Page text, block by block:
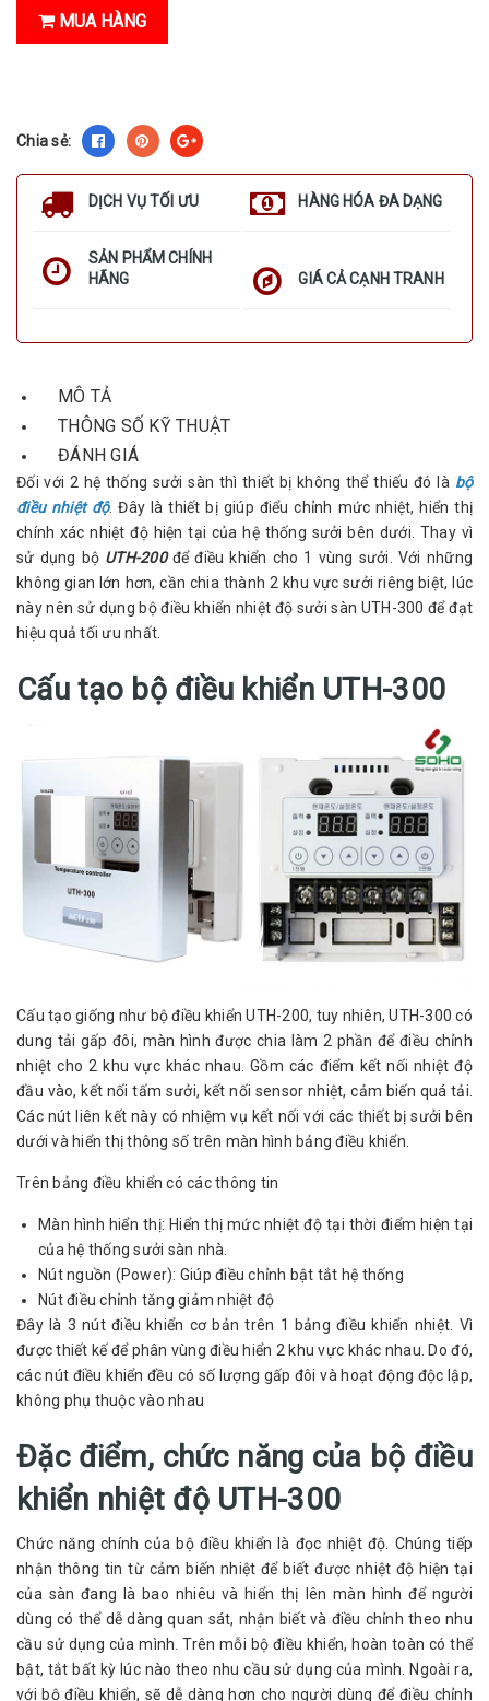
MUA HÀNG
Chia sẻ:
DỊCH VỤ TỐI ƯU HÀNG HÓA ĐA DẠNG
SẢN PHẨM CHÍNH
HÃNG
GIÁ CẢ CẠNH TRANH
MÔ TẢ
THÔNG SỐ KỸ THUẬT
ĐÁNH GIÁ
Đối với 2 hệ thống sưởi sàn thì thiết bị không thể thiếu đó là bộ
điều nhiệt độ. Đây là thiết bị giúp điểu chỉnh mức nhiệt, hiển thị
chính xác nhiệt độ hiện tại của hệ thống sưởi bên dưới. Thay vì
sử dụng bộ UTH-200để điều khiển cho 1 vùng sưởi. Với những
không gian lớn hơn, cần chia thành 2 khu vực sưởi riêng biệt, lúc
này nên sử dụng bộ điều khiển nhiệt độ sưởi sàn UTH-300 để đạt
hiệu quả tối ưu nhất.
Cấu tạo bộ điều khiển UTH-300
Cấu tạo giống như bộ điều khiển UTH-200, tuy nhiên, UTH-300 có
dung tải gấp đôi, màn hình được chia làm 2 phần để điều chỉnh
nhiệt cho 2 khu vực khác nhau. Gồm các điểm kết nối nhiệt độ
đầu vào, kết nối tấm sưởi, kết nối sensor nhiệt, cảm biến quá tải.
Các nút liên kết này có nhiệm vụ kết nối với các thiết bị sưởi bên
dưới và hiển thị thông số trên màn hình bảng điều khiển.
Trên bảng điều khiển có các thông tin
Màn hình hiển thị: Hiển thị mức nhiệt độ tại thời điểm hiện tại
của hệ thống sưởi sàn nhà.
Nút nguồn (Power): Giúp điều chỉnh bật tắt hệ thống
Nút điều chỉnh tăng giảm nhiệt độ
Đây là 3 nút điều khiển cơ bản trên 1 bảng điều khiển nhiệt. Vì
được thiết kế để phân vùng điều hiển 2 khu vực khác nhau. Do đó,
các nút điều khiển đều có số lượng gấp đôi và hoạt động độc lập,
không phụ thuộc vào nhau
Đặc điểm, chức năng của bộ điều
khiển nhiệt độ UTH-300
Chức năng chính của bộ điều khiển là đọc nhiệt độ. Chúng tiếp
nhận thông tin từ cảm biến nhiệt để biết được nhiệt độ hiện tại
của sàn đang là bao nhiêu và hiển thị lên màn hình để người
dùng có thể dễ dàng quan sát, nhận biết và điều chỉnh theo nhu
cầu sử dụng của mình. Trên mỗi bộ điều khiển, hoàn toàn có thể
bật, tắt bất kỳ lúc nào theo nhu cầu sử dụng của mình. Ngoài ra,
với bộ điều khiển, sẽ dễ dàng hơn cho người dùng để điều chỉnh